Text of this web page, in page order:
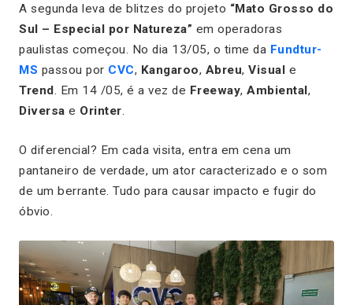
A segunda leva de blitzes do projeto “Mato Grosso do
Sul – Especial por Natureza” em operadoras
paulistas começou. No dia 13/05, o time da Fundtur-
MS passou por CVC, Kangaroo, Abreu, Visual e
Trend. Em 14 /05, é a vez de Freeway, Ambiental,
Diversa e Orinter.
O diferencial? Em cada visita, entra em cena um
pantaneiro de verdade, um ator caracterizado e o som
de um berrante. Tudo para causar impacto e fugir do
óbvio.